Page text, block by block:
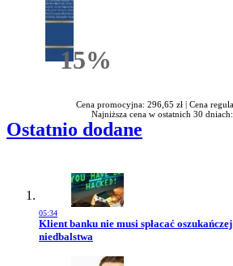
15%Rabatu
Cena promocyjna: 296,65 zł | Cena
Najniższa cena w ostatnich 30
Ostatnio dodane
05:34
Przejdź do artykułu:
Klient banku nie musi spłacać
niedbalstwa